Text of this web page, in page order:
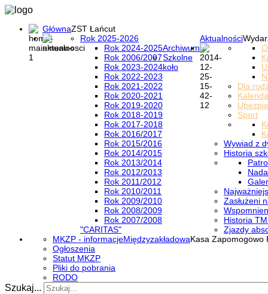
GłównaZST Łańcut
Aktualności
Rok 2025-2026
Archiwum
Rok 2024-2025
Rok 2006/2007
Rok 2023-2024
Rok 2022-2023
Rok 2021-2022
Rok 2020-2021
Rok 2019-2020
Rok 2018-2019
Rok 2017-2018
Rok 2016/2017
Rok 2015/2016
Rok 2014/2015
Rok 2013/2014
Rok 2012/2013
Rok 2011/2012
Rok 2010/2011
Rok 2009/2010
Rok 2008/2009
Rok 2007/2008
Szkolne
koło
"CARITAS"
Dla
Sport
Wywiad z
Historia
Zasłużeni
Historia
Zjazdy
MiędzyzakładowaKasa Zapomogowo
MKZP - informacje
Ogłoszenia
Statut MKZP
Pliki do pobrania
RODO
Szukaj...